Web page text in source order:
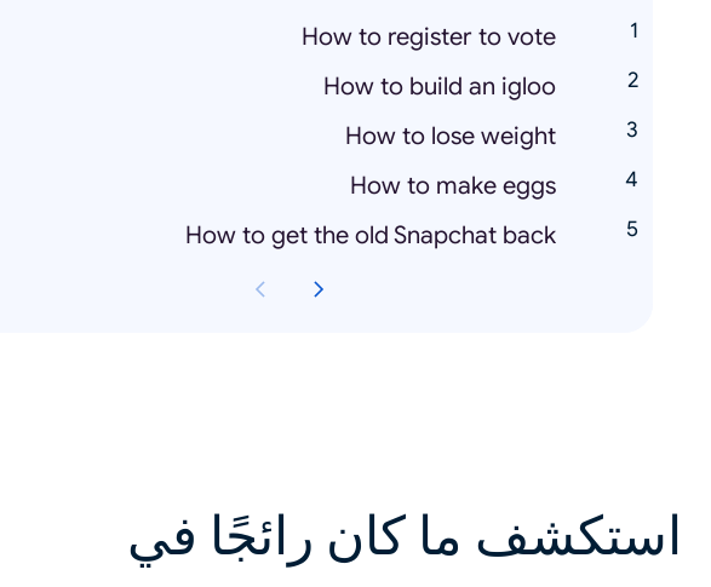
How to register to vote
How to build an igloo
How to lose weight
How to make eggs
How to get the old Snapchat back
استكشف ما كان رائجًا في